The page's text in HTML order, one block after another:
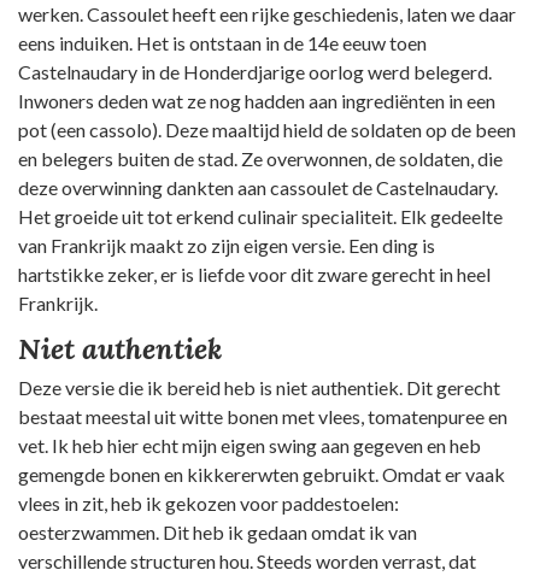
werken. Cassoulet heeft een rijke geschiedenis, laten we daar
eens induiken. Het is ontstaan in de 14e eeuw toen
Castelnaudary in de Honderdjarige oorlog werd belegerd.
Inwoners deden wat ze nog hadden aan ingrediënten in een
pot (een cassolo). Deze maaltijd hield de soldaten op de been
en belegers buiten de stad. Ze overwonnen, de soldaten, die
deze overwinning dankten aan cassoulet de Castelnaudary.
Het groeide uit tot erkend culinair specialiteit. Elk gedeelte
van Frankrijk maakt zo zijn eigen versie. Een ding is
hartstikke zeker, er is liefde voor dit zware gerecht in heel
Frankrijk.
Niet authentiek
Deze versie die ik bereid heb is niet authentiek. Dit gerecht
bestaat meestal uit witte bonen met vlees, tomatenpuree en
vet. Ik heb hier echt mijn eigen swing aan gegeven en heb
gemengde bonen en kikkererwten gebruikt. Omdat er vaak
vlees in zit, heb ik gekozen voor paddestoelen:
oesterzwammen. Dit heb ik gedaan omdat ik van
verschillende structuren hou. Steeds worden verrast, dat